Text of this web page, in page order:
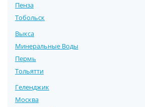
Пенза
Тобольск
Выкса
Минеральные Воды
Пермь
Тольятти
Геленджик
Москва